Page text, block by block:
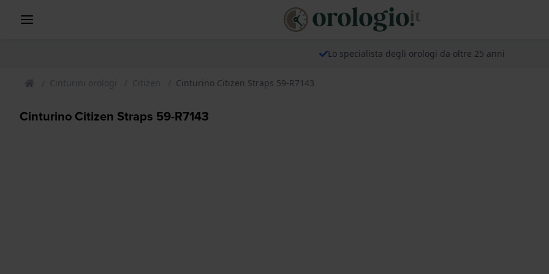
Lo specialista degli orologi da oltre 25 anni
Cinturini orologi Citizen Cinturino Citizen Straps 59-R7143
Cinturino Citizen Straps 59-R7143